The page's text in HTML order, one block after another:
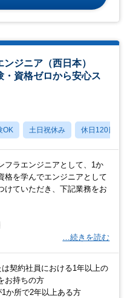
ジニア（西日本）
・資格ゼロから安心ス
OK 土日祝休み 休日120日以上
フラエンジニアとして、1か
格を学んでエンジニアとして
けていただき、下記業務をお
…続きを読む
契約社員における1年以上の
お持ちの方
か所で2年以上ある方